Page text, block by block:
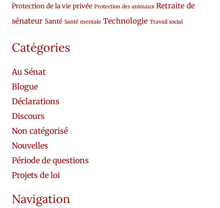
Protection de la vie privée Protection des animaux Retraite de
sénateur Santé Santé mentale Technologie Travail social
Catégories
Au Sénat
Blogue
Déclarations
Discours
Non catégorisé
Nouvelles
Période de questions
Projets de loi
Navigation